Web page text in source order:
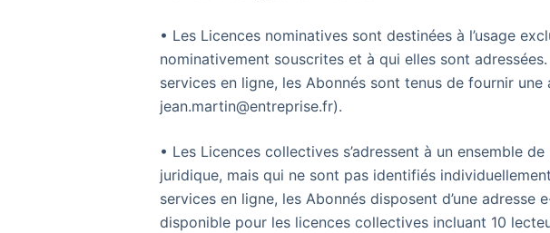
• Les Licences nominatives sont destinées à l’usage
nominativement souscrites et à qui elles sont
services en ligne, les Abonnés sont tenus de fournir
jean.martin@entreprise.fr).
• Les Licences collectives s’adressent à un ensemble
juridique, mais qui ne sont pas identifiés
services en ligne, les Abonnés disposent d’une
disponible pour les licences collectives incluant 10